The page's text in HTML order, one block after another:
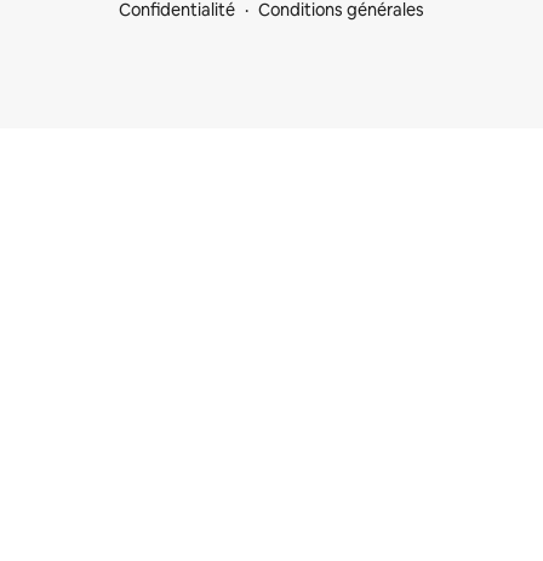
Confidentialité Conditions générales